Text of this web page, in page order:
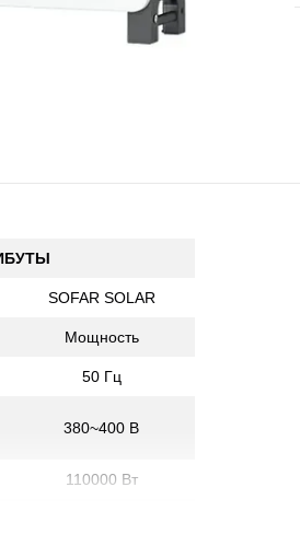
БУТЫ
SOFAR SOLAR
Мощность
50 Гц
380~400 В
110000 Вт